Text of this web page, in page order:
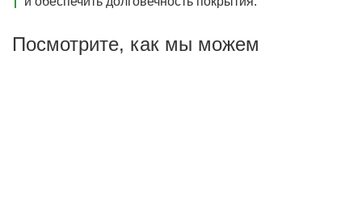
Посмотрите, как мы можем